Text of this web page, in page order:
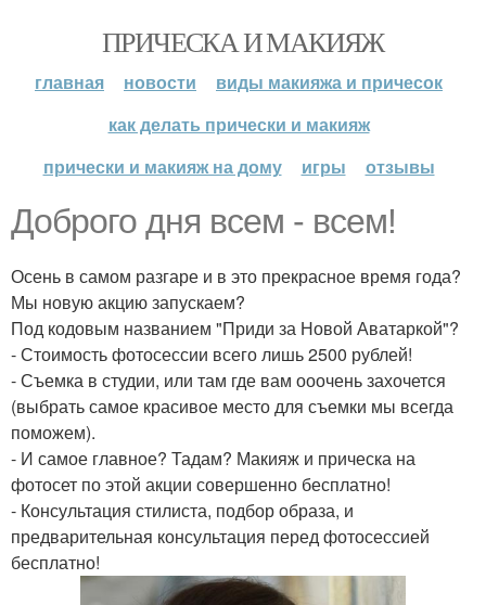
ПРИЧЕСКА И МАКИЯЖ
главная новости
виды макияжа и причесок
как делать прически и макияж
прически и макияж на дому
игры отзывы
Доброго дня всем - всем!
Осень в самом разгаре и в это прекрасное время года?
Мы новую акцию запускаем?
Под кодовым названием "Приди за Новой Аватаркой"?
- Стоимость фотосессии всего лишь 2500 рублей!
- Съемка в студии, или там где вам ооочень захочется
(выбрать самое красивое место для съемки мы всегда
поможем).
- И самое главное? Тадам? Макияж и прическа на
фотосет по этой акции совершенно бесплатно!
- Консультация стилиста, подбор образа, и
предварительная консультация перед фотосессией
бесплатно!